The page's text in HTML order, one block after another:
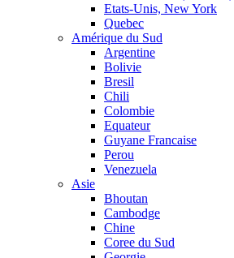
Etats-Unis, New York
Quebec
Amérique du Sud
Argentine
Bolivie
Bresil
Chili
Colombie
Equateur
Guyane Francaise
Perou
Venezuela
Asie
Bhoutan
Cambodge
Chine
Coree du Sud